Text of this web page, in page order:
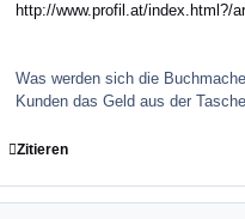
http://www.profil.at/index.html?/
Was werden sich die
Kunden das Geld aus der
Zitieren